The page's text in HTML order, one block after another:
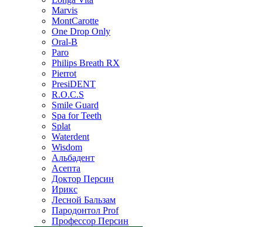
Marvis
MontCarotte
One Drop Only
Oral-B
Paro
Philips Breath RX
Pierrot
PresiDENT
R.O.C.S
Smile Guard
Spa for Teeth
Splat
Waterdent
Wisdom
Альбадент
Асепта
Доктор Персин
Ирикс
Лесной Бальзам
Пародонтол Prof
Профессор Персин